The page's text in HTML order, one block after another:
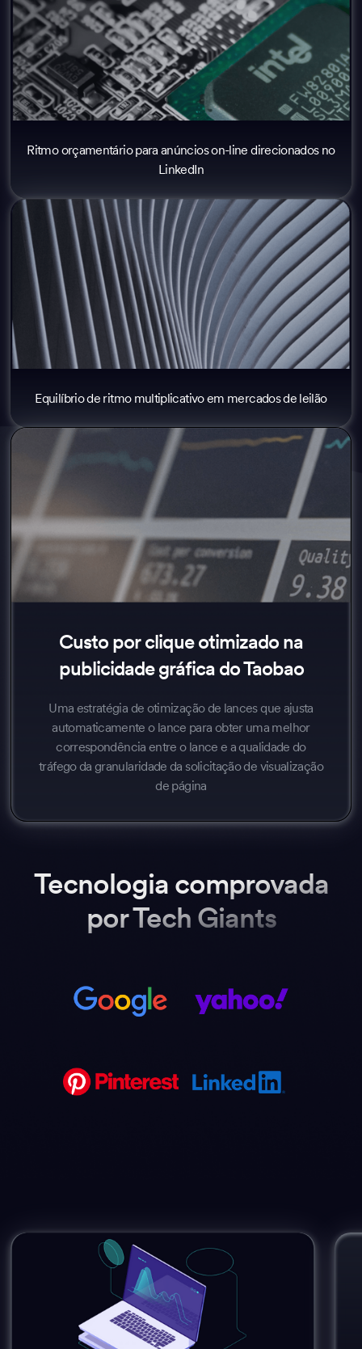
Ritmo orçamentário para anúncios on-line direcionados no
LinkedIn
Equilíbrio de ritmo multiplicativo em mercados de leilão
Custo por clique otimizado na
publicidade gráfica do Taobao
Uma estratégia de otimização de lances que ajusta
automaticamente o lance para obter uma melhor
correspondência entre o lance e a qualidade do
tráfego da granularidade da solicitação de visualização
de página
Tecnologia comprovada
por Tech Giants